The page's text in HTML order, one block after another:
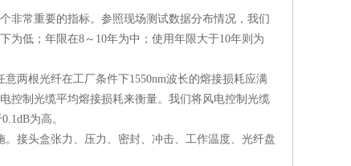
常重要的指标。参照现场测试数据分布情况，我们
为低；年限在8～10年为中；使用年限大于10年则为
两根光纤在工厂条件下1550nm波长的熔接损耗应满
控制光缆平均熔接损耗来衡量。我们将风电控制光缆
为高。
接头盒张力、压力、密封、冲击、工作温度、光纤盘